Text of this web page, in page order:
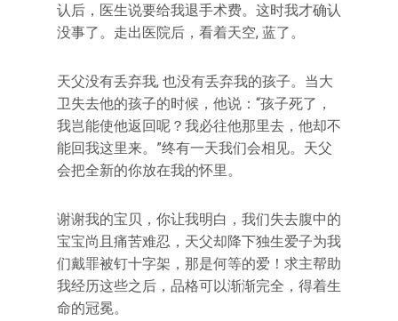
认后，医生说要给我退手术费。这时我才确认
没事了。走出医院后，看着天空, 蓝了。
天父没有丢弃我, 也没有丢弃我的孩子。当大
卫失去他的孩子的时候，他说：“孩子死了，
我岂能使他返回呢？我必往他那里去，他却不
能回我这里来。”终有一天我们会相见。天父
会把全新的你放在我的怀里。
谢谢我的宝贝，你让我明白，我们失去腹中的
宝宝尚且痛苦难忍，天父却降下独生爱子为我
们戴罪被钉十字架，那是何等的爱！求主帮助
我经历这些之后，品格可以渐渐完全，得着生
命的冠冕。